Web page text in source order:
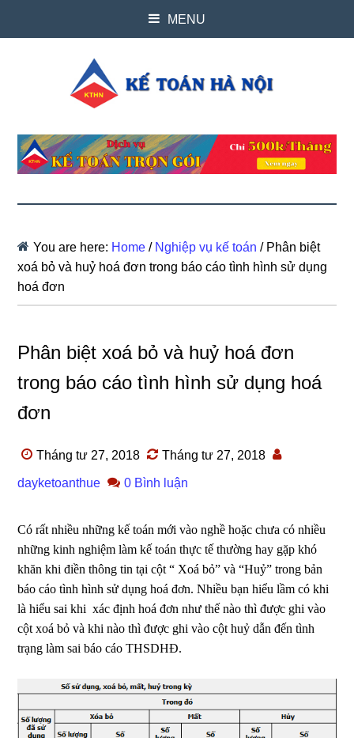
MENU
You are here: Home / Nghiệp vụ kế toán /Phân biệt
xoá bỏ và huỷ hoá đơn trong báo cáo tình hình sử dụng
hoá đơn
Phân biệt xoá bỏ và huỷ hoá đơn
trong báo cáo tình hình sử dụng hoá
đơn
Tháng tư 27, 2018 Tháng tư 27, 2018
dayketoanthue 0 Bình luận
Có rất nhiều những kế toán mới vào nghề hoặc chưa có nhiều
những kinh nghiệm làm kế toán thực tế thường hay gặp khó
khăn khi điền thông tin tại cột “ Xoá bỏ” và “Huỷ” trong bản
báo cáo tình hình sử dụng hoá đơn. Nhiều bạn hiểu lầm có khi
là hiểu sai khi xác định hoá đơn như thế nào thì được ghi vào
cột xoá bỏ và khi nào thì được ghi vào cột huỷ dẫn đến tình
trạng làm sai báo cáo THSDHĐ.